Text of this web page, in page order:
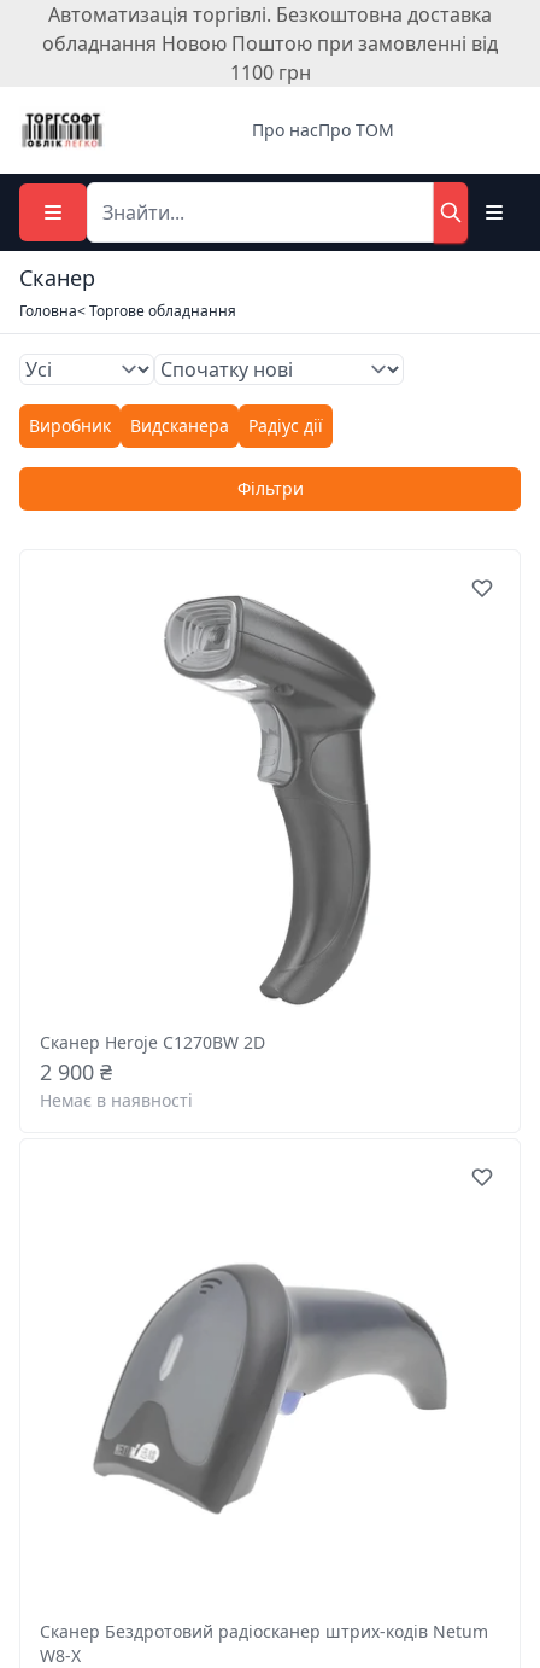
Автоматизація торгівлі. Безкоштовна доставка
обладнання Новою Поштою при замовленні від
1100 грн
Про насПро ТОМ
Сканер
Головна< Торгове обладнання
Виробник Видсканера Радіус дії
Фільтри
Сканер Heroje C1270BW 2D
2 900 ₴
Немає в наявності
Сканер Бездротовий радіосканер штрих-кодів Netum
W8-X